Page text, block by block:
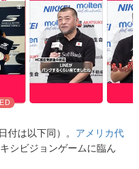
は以下同）。 アメリカ代
シビジョンゲームに臨ん